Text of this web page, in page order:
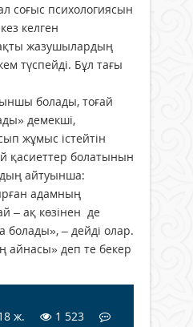
соғыс психологиясын
келген
жазушылардың
түспейді. Бұл тағы
болады, тоғай
демекші,
жұмыс істейтін
қасиеттер болатынын
айтуынша:
адамның
– ақ көзінен де
болады», – дейді олар.
айнасы» деп те бекер
ж.
1 523